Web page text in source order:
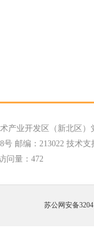
产业开发区（新北区）
邮编：213022 技术支
问量： 472
苏公网安备